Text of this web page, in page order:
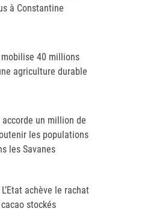
à Constantine
mobilise 40 millions
agriculture durable
accorde un million de
les populations
les Savanes
achève le rachat
stockés